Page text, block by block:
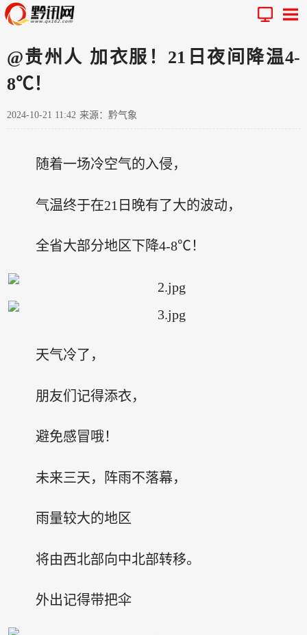
@贵州人 加衣服！21日夜间降温4-
8℃！
2024-10-21 11:42 来源：黔气象
随着一场冷空气的入侵，
气温终于在21日晚有了大的波动，
全省大部分地区下降4-8℃！
天气冷了，
朋友们记得添衣，
避免感冒哦！
未来三天，阵雨不落幕，
雨量较大的地区
将由西北部向中北部转移。
外出记得带把伞